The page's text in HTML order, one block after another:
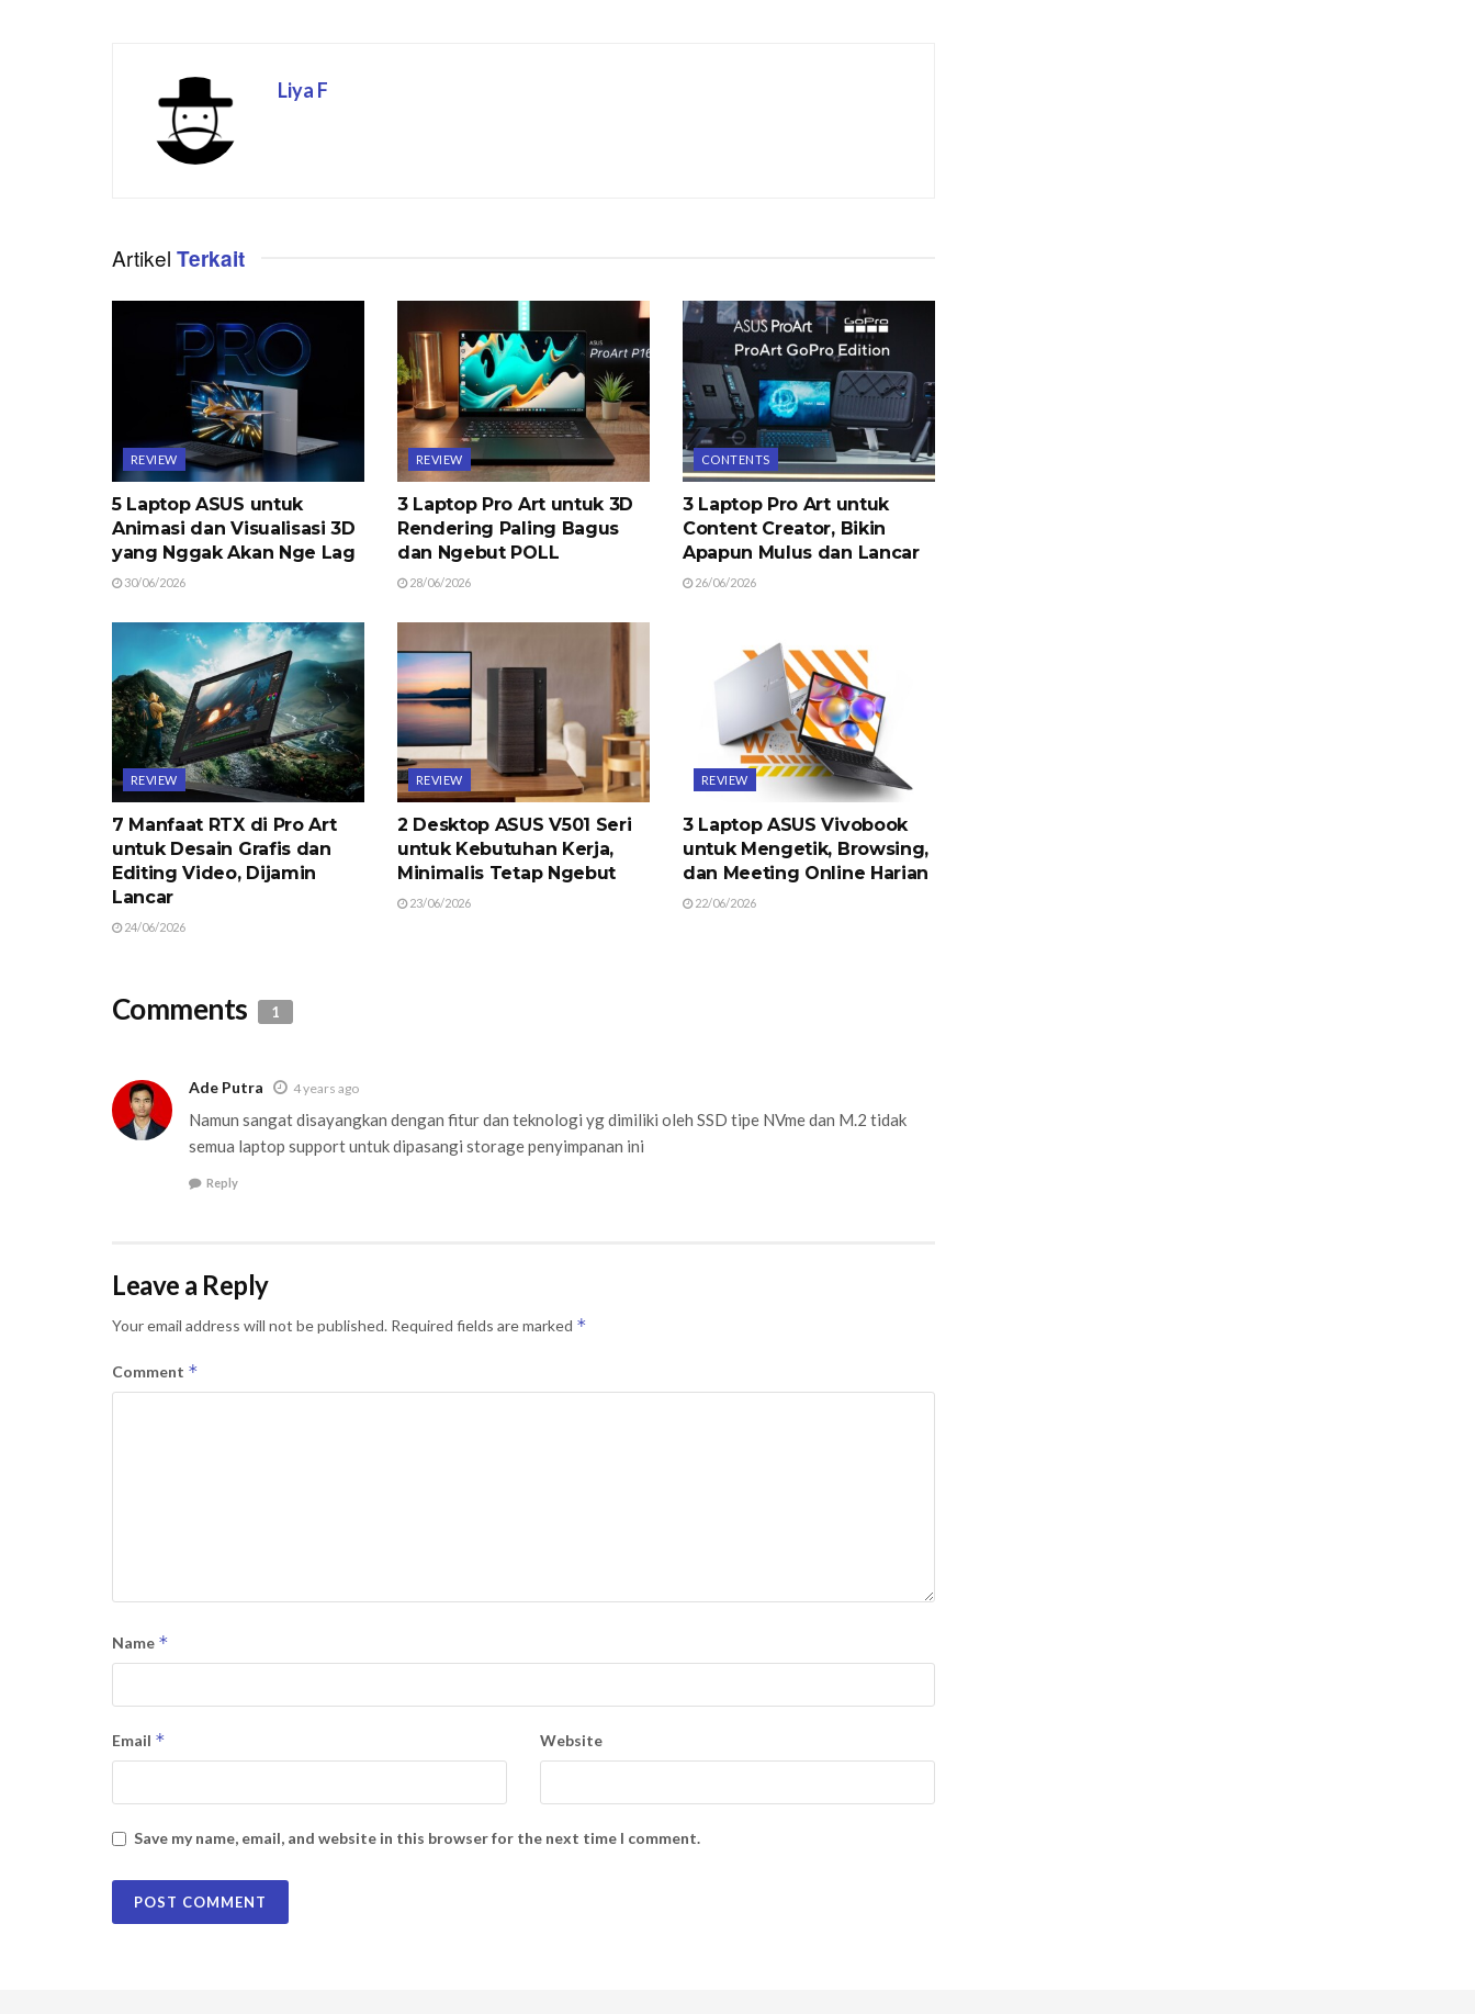
Liya F
Artikel Terkait
REVIEW
5 Laptop ASUS untuk
Animasi dan Visualisasi 3D
yang Nggak Akan Nge Lag
30/06/2026
REVIEW
3 Laptop Pro Art untuk 3D
Rendering Paling Bagus
dan Ngebut POLL
28/06/2026
CONTENTS
3 Laptop Pro Art untuk
Content Creator, Bikin
Apapun Mulus dan Lancar
26/06/2026
REVIEW
7 Manfaat RTX di Pro Art
untuk Desain Grafis dan
Editing Video, Dijamin
Lancar
24/06/2026
REVIEW
2 Desktop ASUS V501 Seri
untuk Kebutuhan Kerja,
Minimalis Tetap Ngebut
23/06/2026
REVIEW
3 Laptop ASUS Vivobook
untuk Mengetik, Browsing,
dan Meeting Online Harian
22/06/2026
Comments 1
Ade Putra 4 years ago
Namun sangat disayangkan dengan fitur dan teknologi yg dimiliki oleh SSD tipe NVme dan M.2 tidak
semua laptop support untuk dipasangi storage penyimpanan ini
Reply
Leave a Reply
Your email address will not be published. Required fields are marked *
Comment *
Name *
Email * Website
Save my name, email, and website in this browser for the next time I comment.